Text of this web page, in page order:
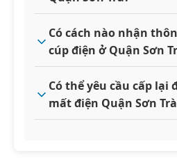
Có cách nào nhận
cúp điện ở Quận Sơn
Có thể yêu cầu cấp lại
mất điện Quận Sơn